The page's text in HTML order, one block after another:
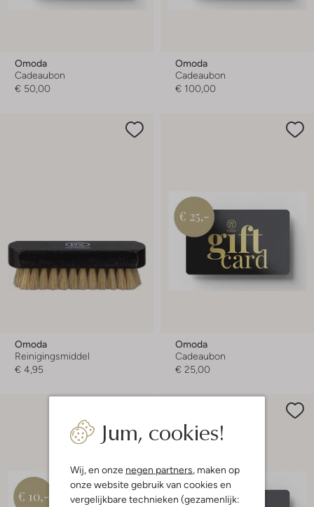
Jum, cookies!
Wij, en onze negen partners, maken op
onze website gebruik van cookies en
vergelijkbare technieken (gezamenlijk:
Omoda
Cadeaubon
€ 50,00
Omoda
Cadeaubon
€ 100,00
Omoda
Reinigingsmiddel
€ 4,95
Omoda
Cadeaubon
€ 25,00